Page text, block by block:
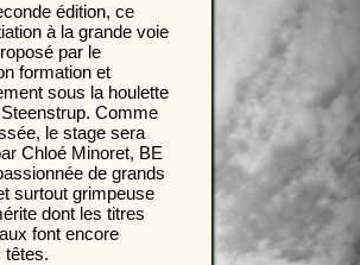
édition, ce
à la grande voie
par le
formation et
sous la houlette
Comme
le stage sera
Chloé Minoret, BE
de grands
surtout grimpeuse
dont les titres
font encore
têtes.